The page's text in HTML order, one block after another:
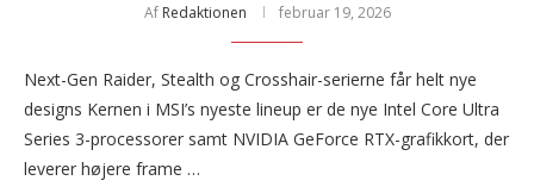
Af Redaktionen februar 19, 2026
Next-Gen Raider, Stealth og Crosshair-serierne får helt nye
designs Kernen i MSI’s nyeste lineup er de nye Intel Core Ultra
Series 3-processorer samt NVIDIA GeForce RTX-grafikkort, der
leverer højere frame …